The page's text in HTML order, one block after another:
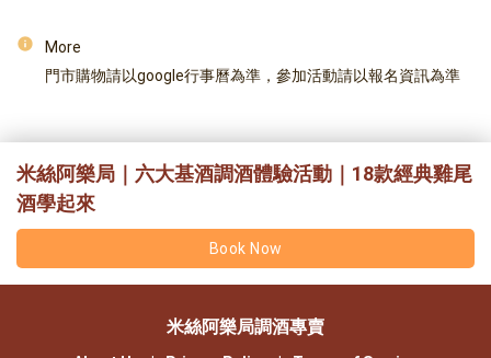
More
門市購物請以google行事曆為準，參加活動請以報名資訊為準
米絲阿樂局｜六大基酒調酒體驗活動｜18款經典雞尾
酒學起來
Book Now
米絲阿樂局調酒專賣